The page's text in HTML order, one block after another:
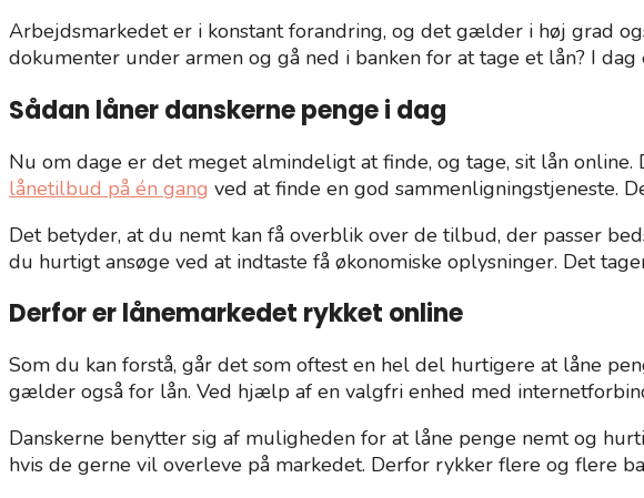
Arbejdsmarkedet er i konstant forandring, og det gælder i høj grad
dokumenter under armen og gå ned i banken for at tage et lån? I
Sådan låner danskerne penge i dag
Nu om dage er det meget almindeligt at finde, og tage, sit lån
lånetilbud på én gang ved at finde en god sammenligningstjeneste.
Det betyder, at du nemt kan få overblik over de tilbud, der passer
du hurtigt ansøge ved at indtaste få økonomiske oplysninger. Det
Derfor er lånemarkedet rykket online
Som du kan forstå, går det som oftest en hel del hurtigere at låne
gælder også for lån. Ved hjælp af en valgfri enhed med
Danskerne benytter sig af muligheden for at låne penge nemt og
hvis de gerne vil overleve på markedet. Derfor rykker flere og flere